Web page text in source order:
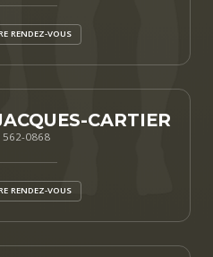
RENDEZ-VOUS
CARTIER
562-0868
RENDEZ-VOUS